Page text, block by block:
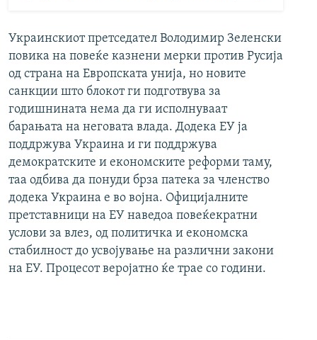
Украинскиот претседател Володимир Зеленски
повика на повеќе казнени мерки против Русија
од страна на Европската унија, но новите
санкции што блокот ги подготвува за
годишнината нема да ги исполнуваат
барањата на неговата влада. Додека ЕУ ја
поддржува Украина и ги поддржува
демократските и економските реформи таму,
таа одбива да понуди брза патека за членство
додека Украина е во војна. Официјалните
претставници на ЕУ наведоа повеќекратни
услови за влез, од политичка и економска
стабилност до усвојување на различни закони
на ЕУ. Процесот веројатно ќе трае со години.